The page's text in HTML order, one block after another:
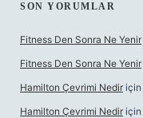
SON YORUMLAR
Fitness Den Sonra Ne Yenir
Fitness Den Sonra Ne Yenir
Hamilton Çevrimi Nedir için
Hamilton Çevrimi Nedir için